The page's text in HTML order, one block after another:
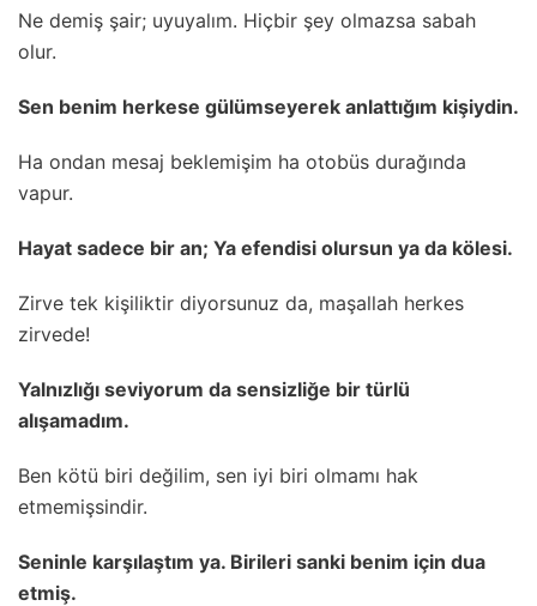
Ne demiş şair; uyuyalım. Hiçbir şey olmazsa sabah
olur.
Sen benim herkese gülümseyerek anlattığım kişiydin.
Ha ondan mesaj beklemişim ha otobüs durağında
vapur.
Hayat sadece bir an; Ya efendisi olursun ya da kölesi.
Zirve tek kişiliktir diyorsunuz da, maşallah herkes
zirvede!
Yalnızlığı seviyorum da sensizliğe bir türlü
alışamadım.
Ben kötü biri değilim, sen iyi biri olmamı hak
etmemişsindir.
Seninle karşılaştım ya. Birileri sanki benim için dua
etmiş.